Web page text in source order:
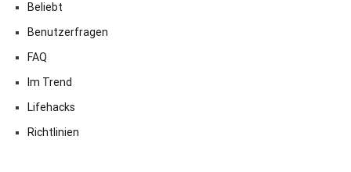
Beliebt
Benutzerfragen
FAQ
Im Trend
Lifehacks
Richtlinien